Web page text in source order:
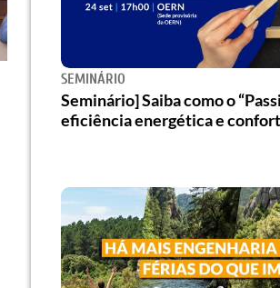
SEMINÁRIO
Seminário] Saiba como o
eficiência energética e